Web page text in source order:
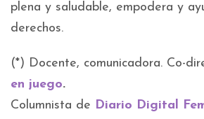
plena y saludable, empodera y
derechos.
(*) Docente, comunicadora. Co-
en juego.
Columnista de Diario Digital